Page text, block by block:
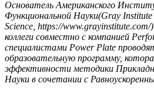
Основатель Американского
Функциональной Науки(Gray
Science, https://
коллеги совместно с компанией
специалистами Power Plate
образовательную программу,
эффективности методики
Науки в сочетании с